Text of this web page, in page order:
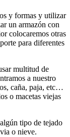
y formas y utilizar
un armazón con
colocaremos otras
para diferentes
multitud de
a nuestro
caña, paja, etc…
o macetas viejas
tipo de tejado
o nieve.